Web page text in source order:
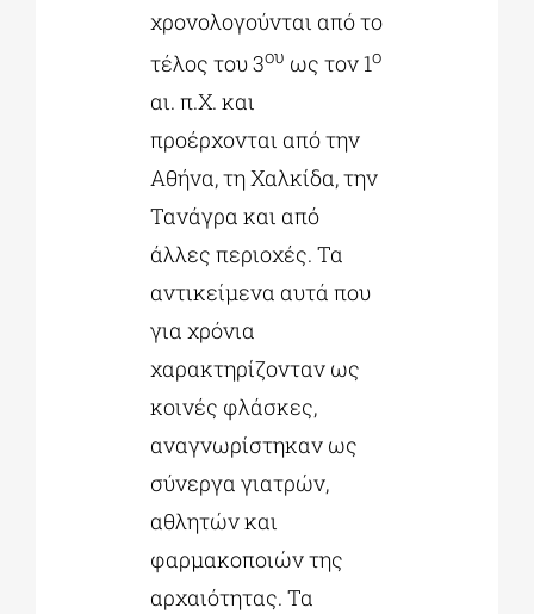
χρονολογούνται από το
τέλος του 3ου ως τον 1ο
αι. π.Χ. και
προέρχονται από την
Αθήνα, τη Χαλκίδα, την
Τανάγρα και από
άλλες περιοχές. Τα
αντικείμενα αυτά που
για χρόνια
χαρακτηρίζονταν ως
κοινές φλάσκες,
αναγνωρίστηκαν ως
σύνεργα γιατρών,
αθλητών και
φαρμακοποιών της
αρχαιότητας. Τα